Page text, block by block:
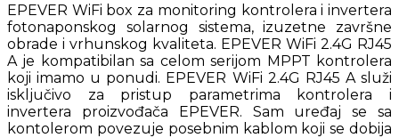
EPEVER WiFi box za monitoring kontrolera i invertera
fotonaponskog solarnog sistema, izuzetne završne
obrade i vrhunskog kvaliteta. EPEVER WiFi 2.4G RJ45
A je kompatibilan sa celom serijom MPPT kontrolera
koji imamo u ponudi. EPEVER WiFi 2.4G RJ45 A služi
isključivo za pristup parametrima kontrolera i
invertera proizvođača EPEVER. Sam uređaj se sa
kontolerom povezuje posebnim kablom koji se dobija